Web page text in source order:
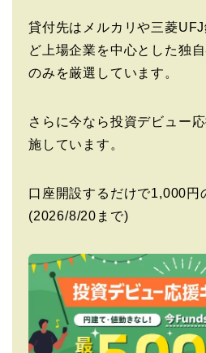
貸付先はメルカリや三菱
ど上場企業を中心とした独
のみを厳選しています。
さらに今なら投資デビュー
施しています。
口座開設するだけで1,000円
(2026/8/20まで)